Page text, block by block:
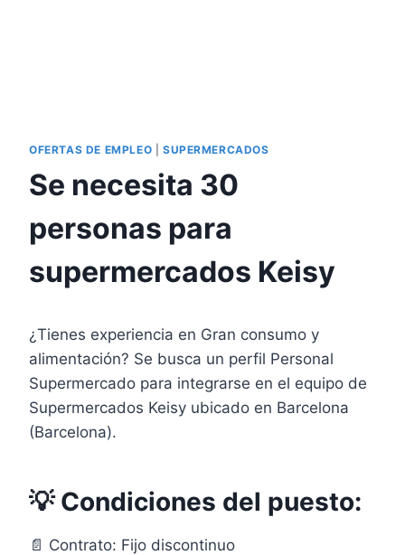
OFERTAS DE EMPLEO SUPERMERCADOS
Se necesita 30
personas para
supermercados Keisy
¿Tienes experiencia en Gran consumo y
alimentación? Se busca un perfil Personal
Supermercado para integrarse en el equipo de
Supermercados Keisy ubicado en Barcelona
(Barcelona).
💡 Condiciones del puesto:
📄 Contrato: Fijo discontinuo